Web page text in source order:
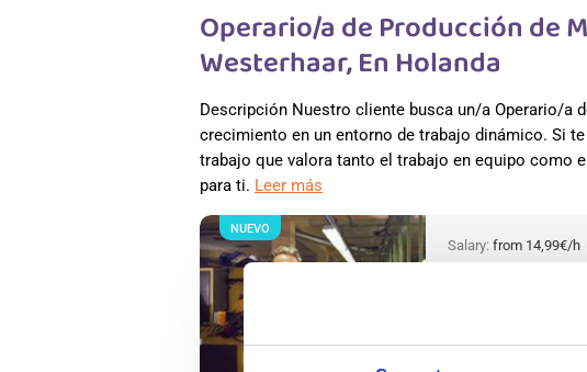
Operario/a de Producción de
Westerhaar, En Holanda
Descripción Nuestro cliente busca un/a Operario/a
crecimiento en un entorno de trabajo dinámico. Si
trabajo que valora tanto el trabajo en equipo como
para ti. Leer más
Salary: from 14,99€/h
Available positions:2/2
NUEVO